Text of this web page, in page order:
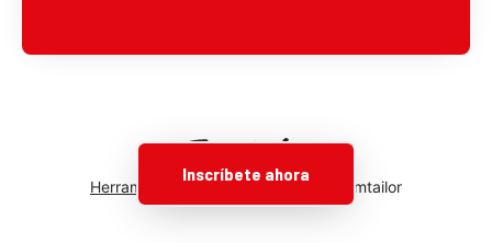
Inscríbete ahora
Herramientas de seguimientode Teamtailor